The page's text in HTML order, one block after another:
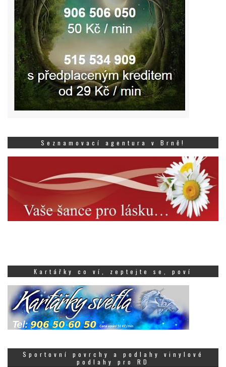
Seznamovací agentura v Brně!
Kartářky co ví, zeptejte se, poví
Sportovní povrchy a podlahy vinylové
podlahy pro RD